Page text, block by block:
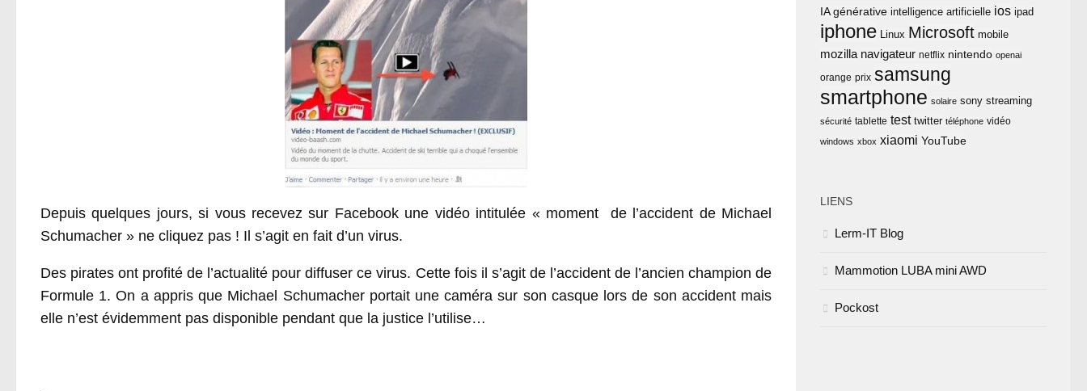
Depuis quelques jours, si vous recevez sur Facebook une vidéo intitulée « moment de l’accident de Michael
Schumacher » ne cliquez pas ! Il s’agit en fait d’un virus.
Des pirates ont profité de l’actualité pour diffuser ce virus. Cette fois il s’agit de l’accident de l’ancien champion de
Formule 1. On a appris que Michael Schumacher portait une caméra sur son casque lors de son accident mais
elle n’est évidemment pas disponible pendant que la justice l’utilise…
IA générative intelligence artificielle ios ipad
iphone Linux Microsoft mobile
mozilla navigateur netflix nintendo openai
orange prix samsung
smartphone solaire sony streaming
sécurité tablette test twitter téléphone vidéo
windows xbox xiaomi YouTube
LIENS
Lerm-IT Blog
Mammotion LUBA mini AWD
Pockost